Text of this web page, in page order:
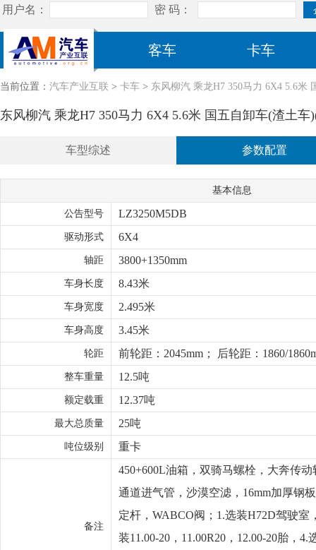
客车 卡车
当前位置： 汽车产业互联 > 卡车 > 东风柳汽 乘龙H7 350马力 6X4 5.6米
东风柳汽 乘龙H7 350马力 6X4 5.6米 国五自卸车(渣土车
车型综述 参数配置
基本信息
公告型号 LZ3250M5DB
驱动形式 6X4
轴距 3800+1350mm
车身长度 8.43米
车身宽度 2.495米
车身高度 3.45米
轮距 前轮距：2045mm； 后轮距：1860/
整车重量 12.5吨
额定载重 12.37吨
最大总质量 25吨
吨位级别 重卡
备注
450+600L油箱，双骑马螺栓，大奔传
通道进气管，沙漠空滤，16mm加厚钢
定杆，WABCO阀；1.选装H72D驾驶室
装11.00-20，11.00R20，12.00-20胎，